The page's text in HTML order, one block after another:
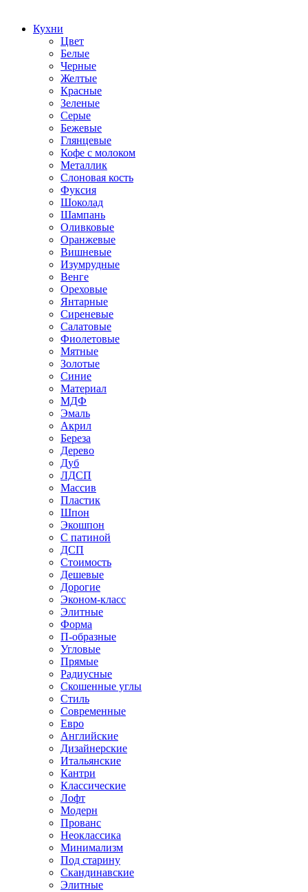
Кухни
Цвет
Белые
Черные
Желтые
Красные
Зеленые
Серые
Бежевые
Глянцевые
Кофе с молоком
Металлик
Слоновая кость
Фуксия
Шоколад
Шампань
Оливковые
Оранжевые
Вишневые
Изумрудные
Венге
Ореховые
Янтарные
Сиреневые
Салатовые
Фиолетовые
Мятные
Золотые
Синие
Материал
МДФ
Эмаль
Акрил
Береза
Дерево
Дуб
ЛДСП
Массив
Пластик
Шпон
Экошпон
С патиной
ДСП
Стоимость
Дешевые
Дорогие
Эконом-класс
Элитные
Форма
П-образные
Угловые
Прямые
Радиусные
Скошенные углы
Стиль
Современные
Евро
Английские
Дизайнерские
Итальянские
Кантри
Классические
Лофт
Модерн
Прованс
Неоклассика
Минимализм
Под старину
Скандинавские
Элитные